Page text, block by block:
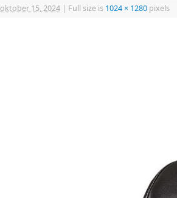
oktober 15, 2024 | Full size is 1024 × 1280 pixels